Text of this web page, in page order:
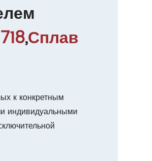
,Сплав
к конкретным
индивидуальными